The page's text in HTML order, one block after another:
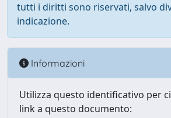
tutti i diritti sono riservati, salvo
indicazione.
Informazioni
Utilizza questo identificativo per
link a questo documento: